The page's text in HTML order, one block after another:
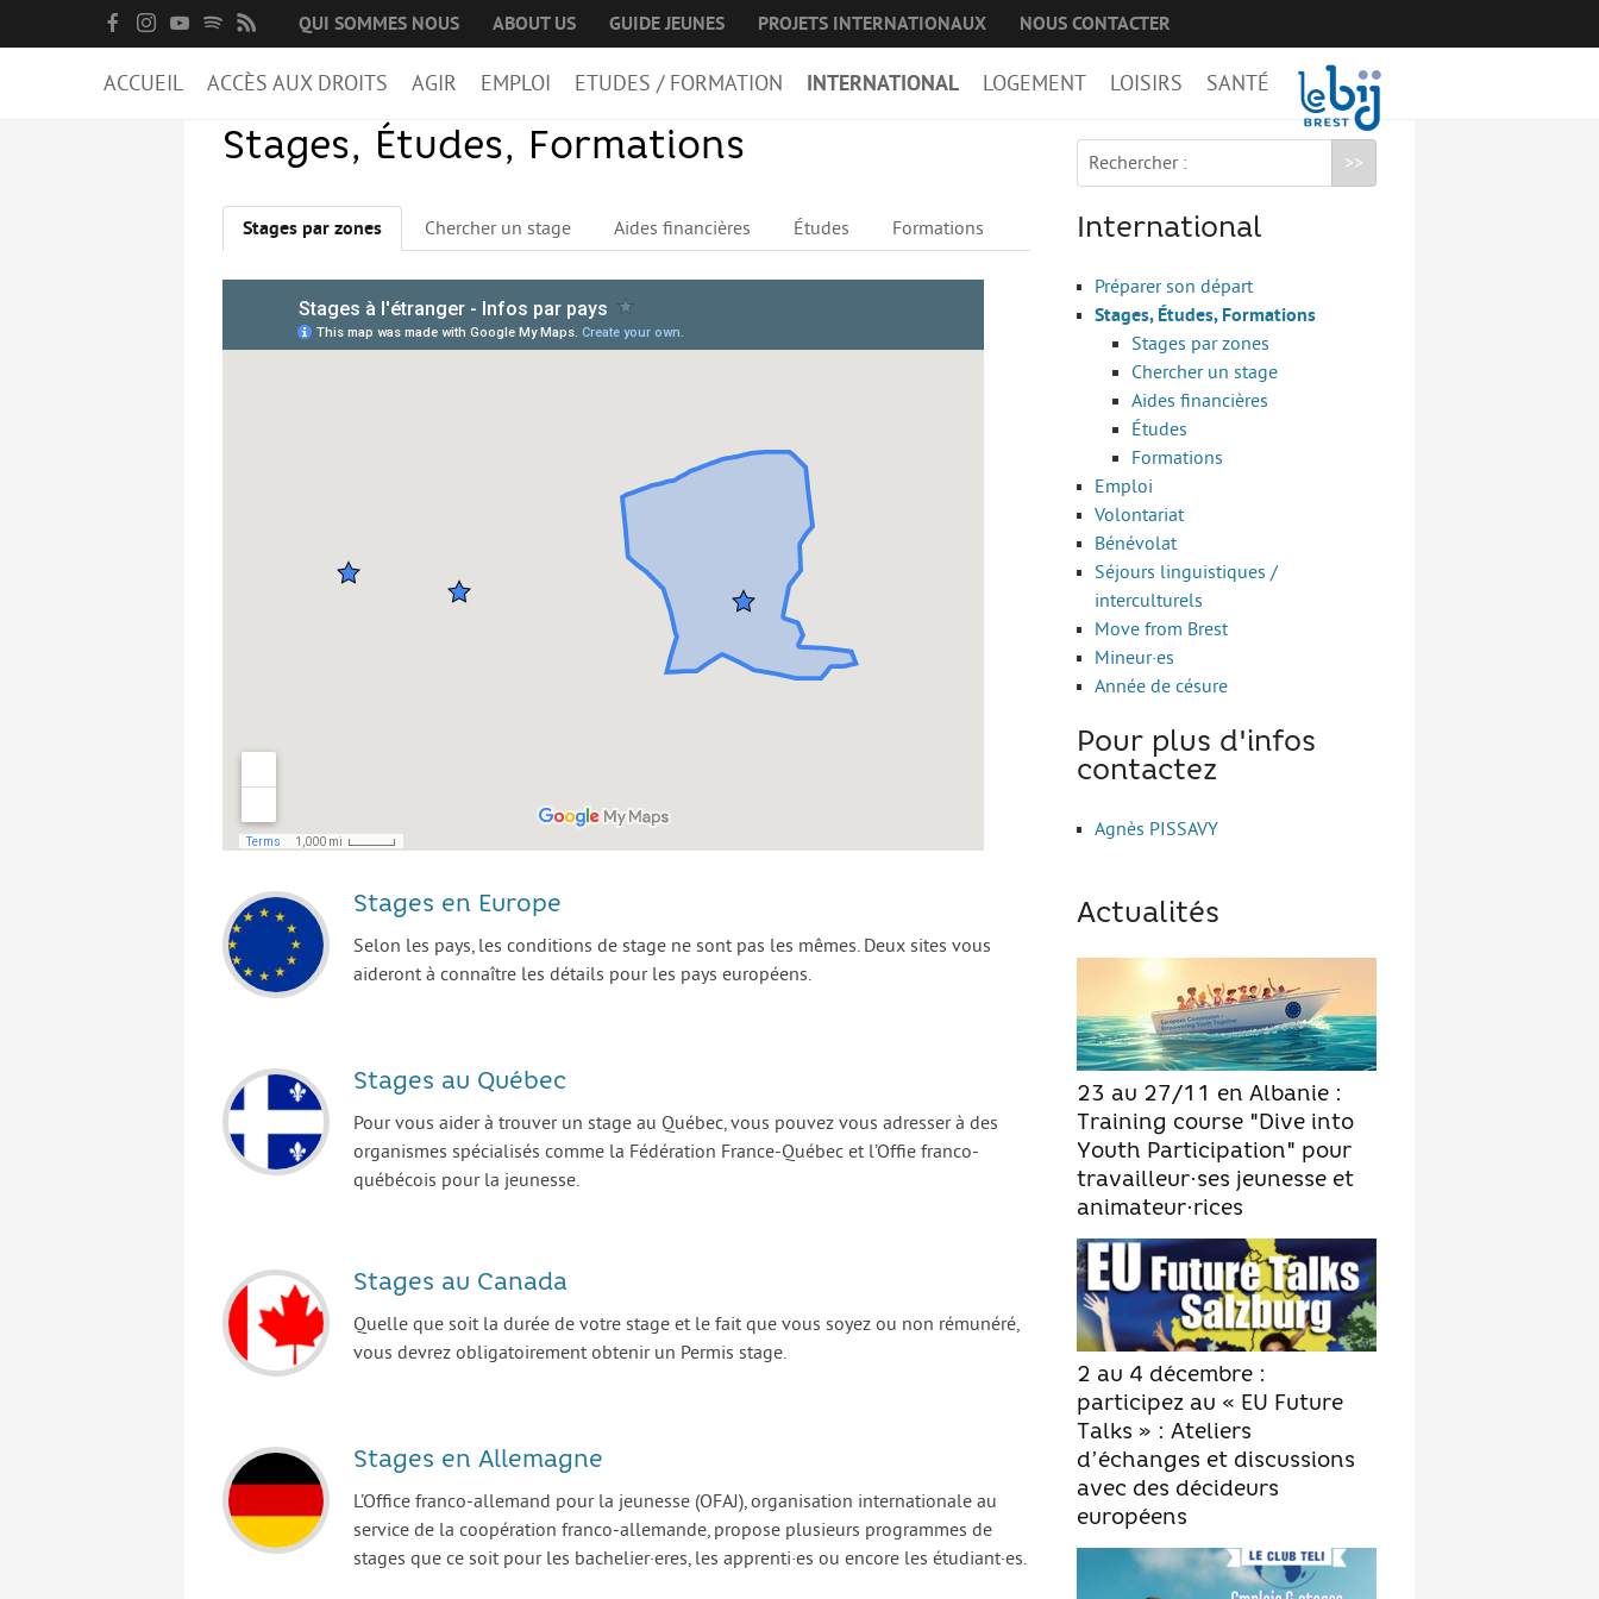
QUI SOMMES NOUS ABOUT US GUIDE JEUNES PROJETS INTERNATIONAUX NOUS CONTACTER
ACCUEIL ACCÈS AUX DROITS AGIR EMPLOI ETUDES / FORMATION INTERNATIONAL LOGEMENT LOISIRS SANTÉ
Stages, Études, Formations
Stages par zones Chercher un stage Aides financières Études Formations
Stages en Europe
Selon les pays, les conditions de stage ne sont pas les mêmes. Deux sites vous
aideront à connaître les détails pour les pays européens.
Stages au Québec
Pour vous aider à trouver un stage au Québec, vous pouvez vous adresser à des
organismes spécialisés comme la Fédération France-Québec et l’Offie franco-
québécois pour la jeunesse.
Stages au Canada
Quelle que soit la durée de votre stage et le fait que vous soyez ou non rémunéré,
vous devrez obligatoirement obtenir un Permis stage.
Stages en Allemagne
L’Office franco-allemand pour la jeunesse (OFAJ), organisation internationale au
service de la coopération franco-allemande, propose plusieurs programmes de
stages que ce soit pour les bachelier·eres, les apprenti·es ou encore les étudiant·es.
Rechercher :
International
Préparer son départ
Stages, Études, Formations
Stages par zones
Chercher un stage
Aides financières
Études
Formations
Emploi
Volontariat
Bénévolat
Séjours linguistiques /
interculturels
Move from Brest
Mineur·es
Année de césure
Pour plus d'infos
contactez
Agnès PISSAVY
Actualités
23 au 27/11 en Albanie :
Training course "Dive into
Youth Participation" pour
travailleur·ses jeunesse et
animateur·rices
2 au 4 décembre :
participez au « EU Future
Talks » : Ateliers
d’échanges et discussions
avec des décideurs
européens